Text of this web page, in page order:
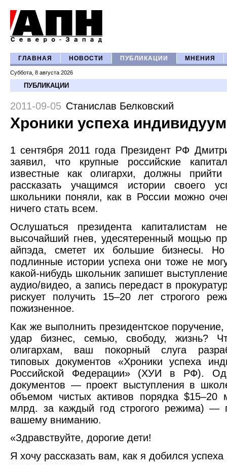
ГЛАВНАЯ НОВОСТИ ПУБЛИКАЦИИ МНЕНИЯ
Суббота, 8 августа 2026
ПУБЛИКАЦИИ
2011-09-05 Станислав Белковский
Хроники успеха
1 сентября 2011 года Президент РФ
заявил, что крупные российские
известные как олигархи, должны
рассказать учащимся истории своего
школьники поняли, как в России можно
ничего стать всем.
Ослушаться президента капиталистам
высочайший гнев, удесятеренный мощью
айпэда, сметет их большие бизнесы.
подлинные истории успеха они тоже не
какой-нибудь школьник запишет
аудио/видео, а запись передаст в
рискует получить 15–20 лет строгого
пожизненное.
Как же выполнить президентское
удар бизнес, семью, свободу, жизнь?
олигархам, ваш покорный слуга
типовых документов «Хроники успеха
Российской Федерации» (ХУИ в РФ).
документов — проект выступления в
объемом чистых активов порядка
млрд. за каждый год строгого режима) —
вашему вниманию.
«Здравствуйте, дорогие дети!
Я хочу рассказать вам, как я добился